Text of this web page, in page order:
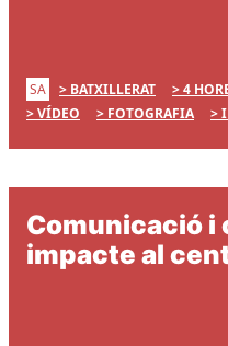
SA BATXILLERAT 4
VÍDEO
FOTOGRAFIA
Comunicació i
impacte al